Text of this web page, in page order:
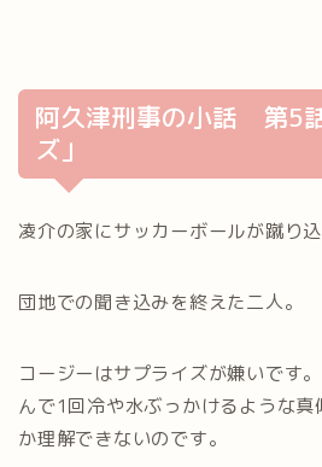
阿久津刑事の小話 第5
ズ」
凌介の家にサッカーボールが蹴り込
団地での聞き込みを終えた二人。
コージーはサプライズが嫌いです
んで1回冷や水ぶっかけるような
か理解できないのです。